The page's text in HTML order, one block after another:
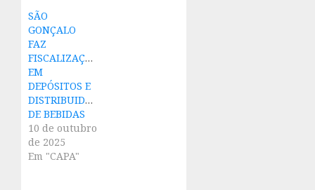
SÃO
GONÇALO
FAZ
FISCALIZAÇÃO
EM
DEPÓSITOS E
DISTRIBUIDORAS
DE BEBIDAS
10 de outubro
de 2025
Em "CAPA"